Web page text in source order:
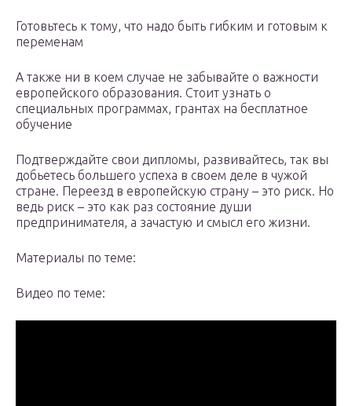
Готовьтесь к тому, что надо быть гибким и готовым к
переменам
А также ни в коем случае не забывайте о важности
европейского образования. Стоит узнать о
специальных программах, грантах на бесплатное
обучение
Подтверждайте свои дипломы, развивайтесь, так вы
добьетесь большего успеха в своем деле в чужой
стране. Переезд в европейскую страну – это риск. Но
ведь риск – это как раз состояние души
предпринимателя, а зачастую и смысл его жизни.
Материалы по теме:
Видео по теме: